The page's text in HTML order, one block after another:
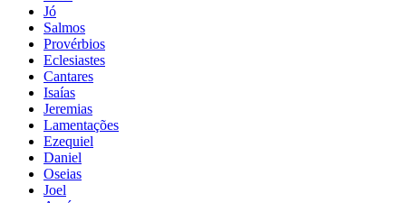
Jó
Salmos
Provérbios
Eclesiastes
Cantares
Isaías
Jeremias
Lamentações
Ezequiel
Daniel
Oseias
Joel